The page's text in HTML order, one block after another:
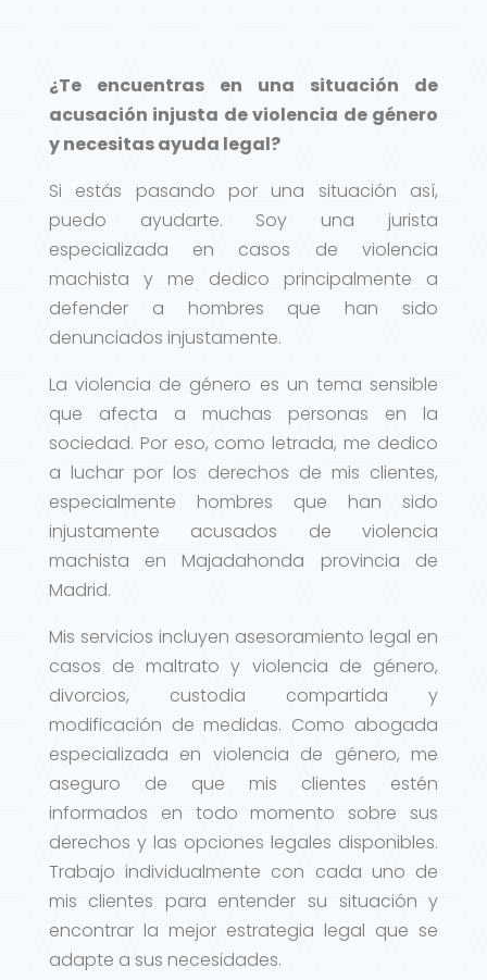
¿Te encuentras en una situación de
acusación injusta de violencia de género
y necesitas ayuda legal?
Si estás pasando por una situación así,
puedo ayudarte. Soy una jurista
especializada en casos de violencia
machista y me dedico principalmente a
defender a hombres que han sido
denunciados injustamente.
La violencia de género es un tema sensible
que afecta a muchas personas en la
sociedad. Por eso, como letrada, me dedico
a luchar por los derechos de mis clientes,
especialmente hombres que han sido
injustamente acusados de violencia
machista en Majadahonda provincia de
Madrid.
Mis servicios incluyen asesoramiento legal en
casos de maltrato y violencia de género,
divorcios, custodia compartida y
modificación de medidas. Como abogada
especializada en violencia de género, me
aseguro de que mis clientes estén
informados en todo momento sobre sus
derechos y las opciones legales disponibles.
Trabajo individualmente con cada uno de
mis clientes para entender su situación y
encontrar la mejor estrategia legal que se
adapte a sus necesidades.